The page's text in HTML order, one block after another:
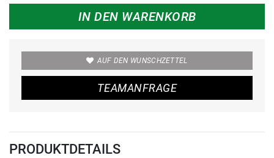
IN DEN WARENKORB
AUF DEN WUNSCHZETTEL
TEAMANFRAGE
PRODUKTDETAILS